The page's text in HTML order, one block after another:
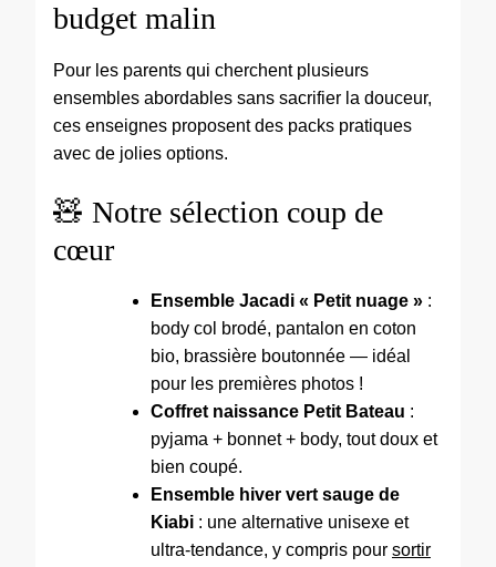
budget malin
Pour les parents qui cherchent plusieurs
ensembles abordables sans sacrifier la douceur,
ces enseignes proposent des packs pratiques
avec de jolies options.
🧸 Notre sélection coup de
cœur
Ensemble Jacadi « Petit nuage » :
body col brodé, pantalon en coton
bio, brassière boutonnée — idéal
pour les premières photos !
Coffret naissance Petit Bateau :
pyjama + bonnet + body, tout doux et
bien coupé.
Ensemble hiver vert sauge de
Kiabi : une alternative unisexe et
ultra-tendance, y compris pour sortir